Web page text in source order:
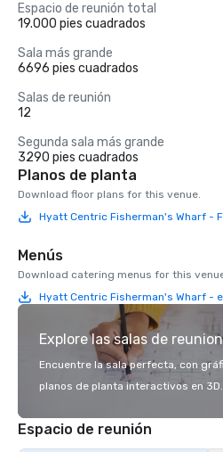
Espacio de reunión total
19.000 pies cuadrados
Sala más grande
6696 pies cuadrados
Salas de reunión
12
Segunda sala más grande
3290 pies cuadrados
Planos de planta
Download floor plans for this venue.
Hyatt Centric Fisherman's Wharf -
Menús
Download catering menus for this
Hyatt Centric Fisherman's Wharf -
Explore las salas de
Encuentre la sala perfecta, con
planos de planta interactivos en 3D.
Espacio de reunión